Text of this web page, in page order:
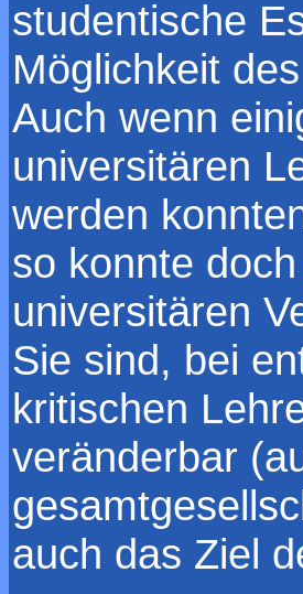
studentische
Möglichkeit
Auch wenn
universitären
werden
so konnte
universitären
Sie sind, bei
kritischen
veränderbar
auch das Ziel